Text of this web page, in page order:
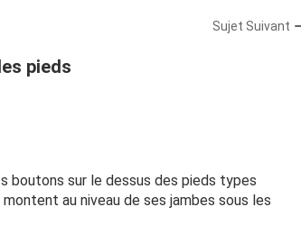
Sujet Suivant
pieds
boutons sur le dessus des pieds types
au niveau de ses jambes sous les